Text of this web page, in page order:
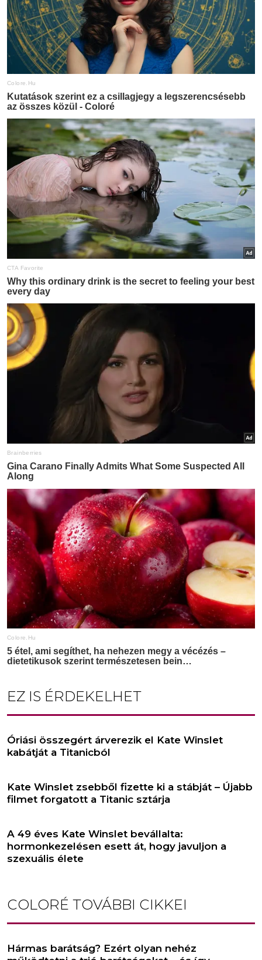
EZ IS ÉRDEKELHET
Óriási összegért árverezik el Kate Winslet
kabátját a Titanicból
Kate Winslet zsebből fizette ki a stábját – Újabb
filmet forgatott a Titanic sztárja
A 49 éves Kate Winslet bevállalta:
hormonkezelésen esett át, hogy javuljon a
szexuális élete
COLORÉ TOVÁBBI CIKKEI
Hármas barátság? Ezért olyan nehéz